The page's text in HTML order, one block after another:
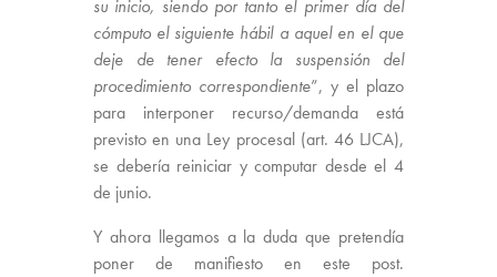
su inicio, siendo por tanto el primer día del
cómputo el siguiente hábil a aquel en el que
deje de tener efecto la suspensión del
procedimiento correspondiente”, y el plazo
para interponer recurso/demanda está
previsto en una Ley procesal (art. 46 LJCA),
se debería reiniciar y computar desde el 4
de junio.
Y ahora llegamos a la duda que pretendía
poner de manifiesto en este post.